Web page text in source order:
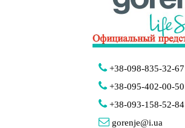
+38-098-835-32-67
+38-095-402-00-50
+38-093-158-52-84
gorenje@i.ua